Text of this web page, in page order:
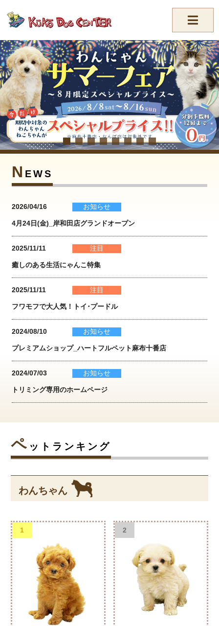
//-->
N EWS
2026/04/16 お知らせ
4月24日(金)_岸和田店グランドオープン
2025/11/11 注目
癒しのある生活にゃんこ特集
2025/11/11 注目
フワモフで大人気！トイ･プードル
2024/08/10 お知らせ
プレミアムショップ_ハートフルペット麻布十番店
2024/07/03 お知らせ
トリミング専用のホームページ
ペ ットランキング
わんちゃん
1 2